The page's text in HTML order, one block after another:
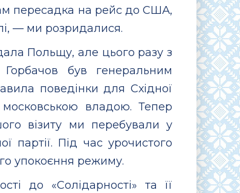
пересадка на рейс до США,
— ми розридалися.
Польщу, але цього разу з
був генеральним
поведінки для Східної
владою. Тепер
візиту ми перебували у
партії. Під час урочистого
упокоєння режиму.
до «Солідарності» та її